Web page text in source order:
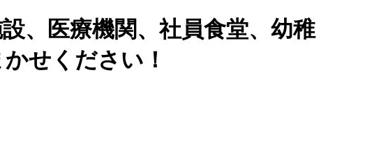
、医療機関、社員食堂、幼稚
せください！